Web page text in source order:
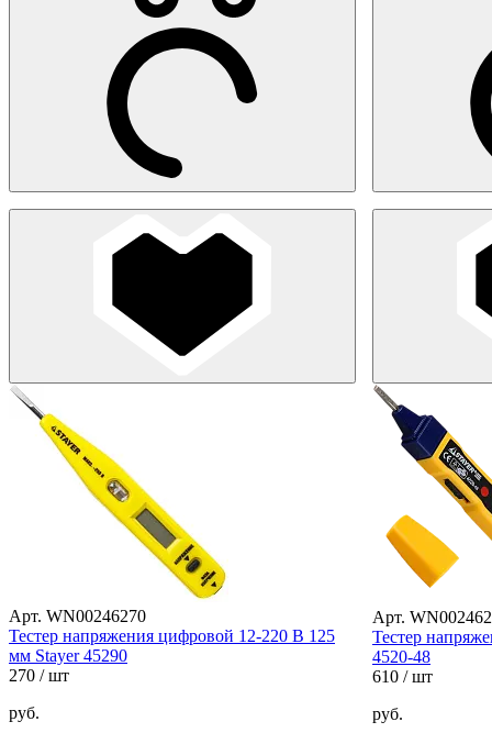
Арт. WN00246270
Тестер напряжения цифровой 12-220 В 125
мм Stayer 45290
270 / шт
руб.
Арт.
Тестер
4520-48
610 / шт
руб.